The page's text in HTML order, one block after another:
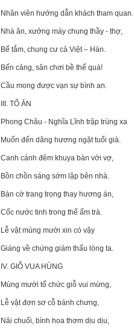
Nhân viên hướng dẫn khách tham quan.
Nhà ăn, xưởng máy chung thầy - thợ,
Bể tắm, chung cư cả Việt – Hàn.
Bến cảng, sân chơi bề thế quá!
Cầu mong được vạn sự bình an.
III. TỔ ÁN
Phong Châu - Nghĩa Lĩnh trập trùng xa
Muốn đến dâng hương ngặt tuổi già.
Canh cánh đêm khuya bàn với vợ,
Bồn chồn sáng sớm lập bên nhà.
Bàn cờ trang trọng thay hương án,
Cốc nước tinh trong thế ấm trà.
Lễ vật mùng mười xin có vậy
Giáng về chứng giám thấu lòng ta.
IV. GIỖ VUA HÙNG
Mùng mười tổ chức giỗ vui mừng,
Lễ vật đơn sơ cỗ bánh chưng,
Nải chuối, bình hoa thơm dịu dịu,